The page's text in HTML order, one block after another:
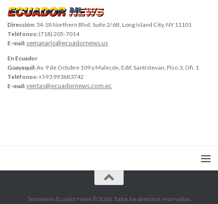
Dirección: 34-18 Northern Blvd, Suite 2/6B, Long Island City, NY 11101
Teléfonos: (718) 205-7014
E-mail: semanario@ecuadornews.us
En Ecuador
Guayaquil:Av. 9 de Octubre 109 y Malecón, Edif. Santistevan, Piso 3, Ofi. 1
Teléfonos:+593 993683742
E-mail:ventas@ecuadornews.com.ec
Semanario Ecuador News © 2026. Todos los derechos reservados.